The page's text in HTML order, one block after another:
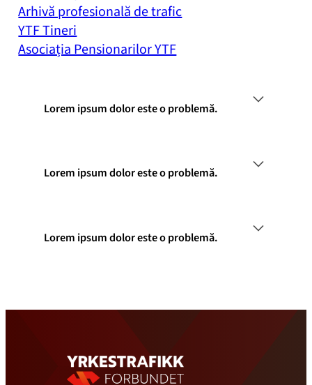
Arhivă profesională de trafic
YTF Tineri
Asociația Pensionarilor YTF
Lorem ipsum dolor este o problemă.
Lorem ipsum dolor este o problemă.
Lorem ipsum dolor este o problemă.